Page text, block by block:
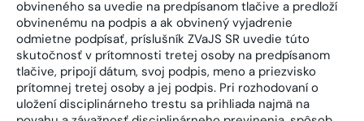
obvineného sa uvedie na predpísanom tlačive a predloží
obvinenému na podpis a ak obvinený vyjadrenie
odmietne podpísať, príslušník ZVaJS SR uvedie túto
skutočnosť v prítomnosti tretej osoby na predpísanom
tlačive, pripojí dátum, svoj podpis, meno a priezvisko
prítomnej tretej osoby a jej podpis. Pri rozhodovaní o
uložení disciplinárneho trestu sa prihliada najmä na